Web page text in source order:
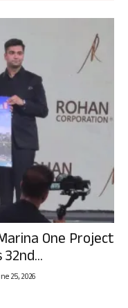
One Project
25, 2026